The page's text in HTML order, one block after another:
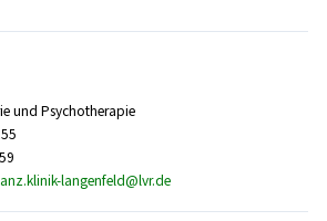
und Psychotherapie
langenfeld@lvr.de